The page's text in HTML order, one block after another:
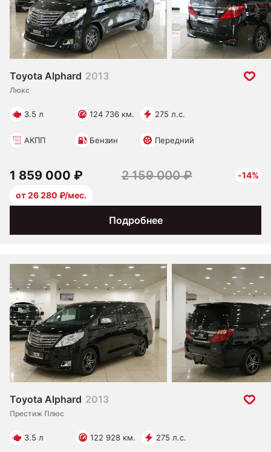
Toyota Alphard 2013
Люкс
3.5 л 124 736 км. 275 л.с.
АКПП Бензин Передний
Подробнее
1 859 000 ₽ 2 159 000 ₽
-14%
от 26 280 ₽/мес.
Toyota Alphard 2013
Престиж Плюс
3.5 л 122 928 км. 275 л.с.